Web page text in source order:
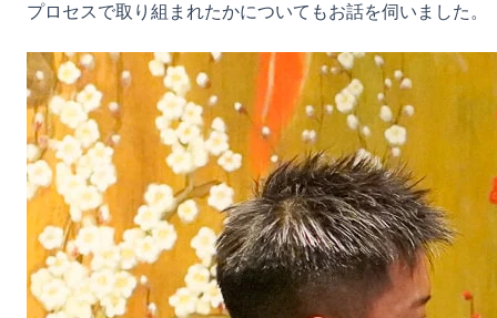
プロセスで取り組まれたかについてもお話を伺いました。